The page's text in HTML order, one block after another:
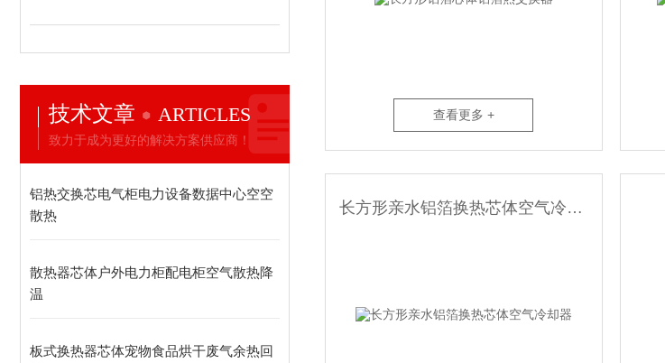
技术文章 ARTICLES
致力于成为更好的解决方案供应商！
铝热交换芯电气柜电力设备数据中心空空
散热
散热器芯体户外电力柜配电柜空气散热降
温
板式换热器芯体宠物食品烘干废气余热回
查看更多 +
长方形亲水铝箔换热芯体空气冷却器